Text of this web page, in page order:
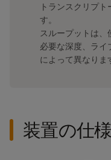
トランスクリプ
す。
スループットは、
必要な深度、ライ
によって異なりま
装置の仕様